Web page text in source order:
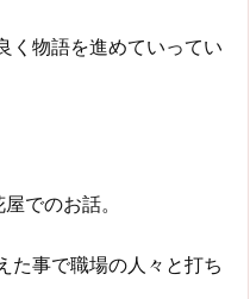
く物語を進めていってい
でのお話。
た事で職場の人々と打ち